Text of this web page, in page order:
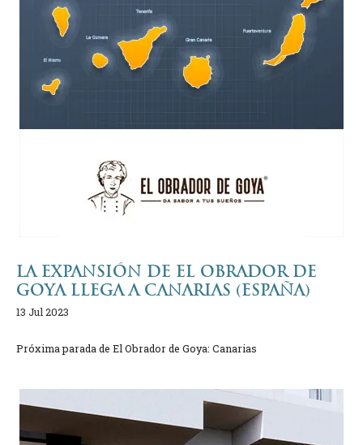
LA EXPANSIÓN DE EL OBRADOR DE
GOYA LLEGA A CANARIAS (ESPAÑA)
13 Jul 2023
Próxima parada de El Obrador de Goya: Canarias